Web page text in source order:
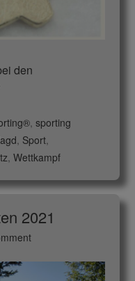
den
, sporting
Sport,
Wettkampf
2021